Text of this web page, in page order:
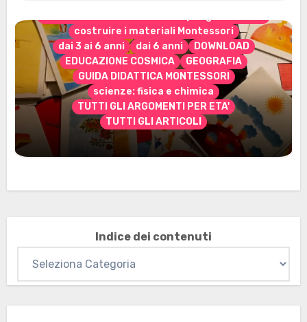
costruire i materiali Montessori
dai 3 ai 6 anni
dai 6 anni
DOWNLOAD
EDUCAZIONE COSMICA
GEOGRAFIA
GUIDA DIDATTICA MONTESSORI
scienze: fisica e chimica
TUTTI GLI ARGOMENTI PER ETA'
TUTTI GLI ARTICOLI
Marzo 2026: nuovi materiali stampabili
per gli abbonati
Indice dei contenuti